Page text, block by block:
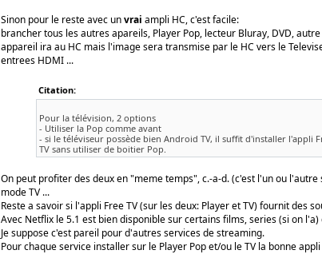
Sinon pour le reste avec unvrai ampli HC, c'est facile:
brancher tous les autres apareils, Player Pop, lecteur Bluray, DVD,
appareil ira au HC mais l'image sera transmise par le HC vers le
entrees HDMI ...
Citation:
Pour la télévision, 2 options
- Utiliser la Pop comme avant
- si le téléviseur possède bien Android TV, il suffit d'installer l'appli
TV sans utiliser de boitier Pop.
On peut profiter des deux en "meme temps", c.-a-d. (c'est l'un ou
mode TV ...
Reste a savoir si l'appli Free TV (sur les deux: Player et TV) fournit des
Avec Netflix le 5.1 est bien disponible sur certains films, series (si on
Je suppose c'est pareil pour d'autres services de streaming.
Pour chaque service installer sur le Player Pop et/ou le TV la bonne